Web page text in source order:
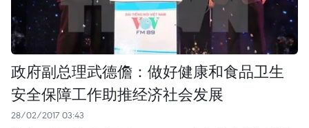
政府副总理武德儋：做好健康和食品卫生
安全保障工作助推经济社会发展
28/02/2017 03:43